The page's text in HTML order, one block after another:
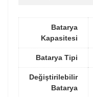
Batarya
Kapasitesi
Batarya Tipi
Değiştirilebilir
Batarya